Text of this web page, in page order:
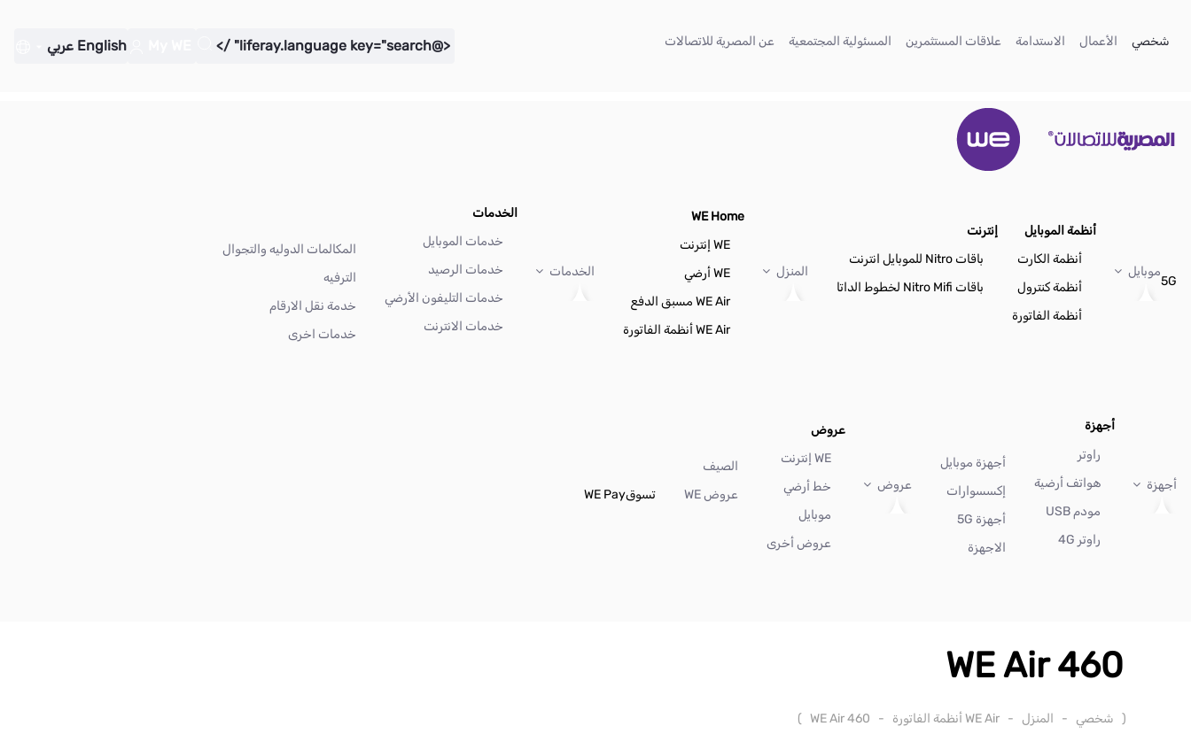
شخصي
الأعمال الاستدامة
(current) علاقات المستثمرين
(current) المسئولية المجتمعية
(current) عن المصرية للاتصالات <@liferay.language key="search" />
English عربي
5G
موبايل
أنظمة الموبايل
أنظمة الكارت
أنظمة كنترول
أنظمة الفاتورة
إنترنت
باقات Nitro للموبايل انترنت
باقات Nitro Mifi لخطوط الداتا
المنزل
WE Home
WE إنترنت
WE أرضي
WE Air مسبق الدفع
WE Air أنظمة الفاتورة
الخدمات
الخدمات
خدمات الموبايل
خدمات الرصيد
خدمات التليفون الأرضي
خدمات الانترنت
المكالمات الدوليه والتجوال
الترفيه
خدمة نقل الارقام
خدمات اخرى
أجهزة
أجهزة
راوتر
هواتف أرضية
مودم USB
راوتر 4G
أجهزة موبايل
إكسسوارات
أجهزة 5G
الاجهزة
عروض
عروض
WE إنترنت
خط أرضي
موبايل
عروض أخرى
الصيف
عروض WE
تسوقWE Pay
WE Air 460
( شخصي - المنزل - WE Air أنظمة الفاتورة -
WE Air 460
)